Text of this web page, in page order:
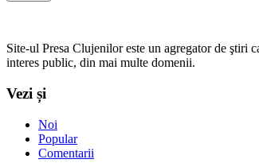
Site-ul Presa Clujenilor este un agregator de ştiri
interes public, din mai multe domenii.
Vezi și
Noi
Popular
Comentarii